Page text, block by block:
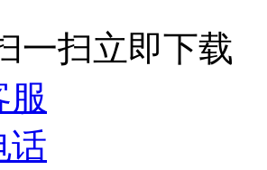
一扫立即下载
服
话